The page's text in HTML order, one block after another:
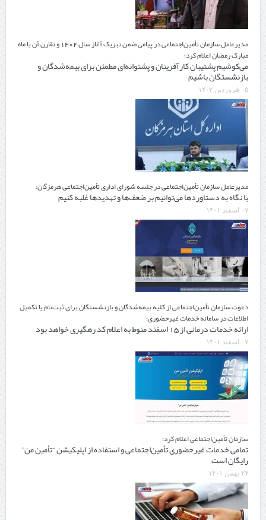
مدیرعامل سازمان تأمین‌اجتماعی در پیامی ضمن تبریک آغاز سال 1402 و تقارن آن با ماه
مبارک رمضان اعلام کرد؛
می‌کوشیم پشتیبان کارآفرینان و پشتوانه‌ای مطمئن برای بیمه‌شدگان و
بازنشستگان باشیم
۰۵ فروردین ۱۴۰۲
مدیرعامل سازمان تأمین‌اجتماعی در جلسه شورای اداری تأمین‌اجتماعی هرمزگان:
با نگاه به دستاوردها می‌توانیم بر ضعف‌ها و تهدیدها غلبه کنیم
۰۷ اسفند ۱۴۰۱
دعوت سازمان تأمین‌اجتماعی از کلیه بیمه‌شدگان و بازنشستگان برای ثبت‌نام یا تکمیل
اطلاعات در سامانه خدمات غیرحضوری؛
ارائه خدمات درمانی از 15 اسفند منوط به اعلام کد رهگیری خواهد بود
۰۷ اسفند ۱۴۰۱
سازمان تأمین‌اجتماعی اعلام کرد؛
تمامی خدمات غیرحضوری تأمین‌اجتماعی و استفاده از اپلیکیشن “تأمین من”
رایگان است
۲۷ بهمن ۱۴۰۱